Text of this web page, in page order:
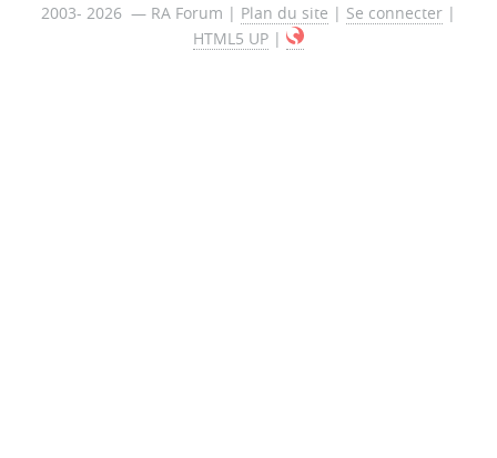
2003- 2026 — RA Forum | Plan du site | Se connecter |
HTML5 UP |